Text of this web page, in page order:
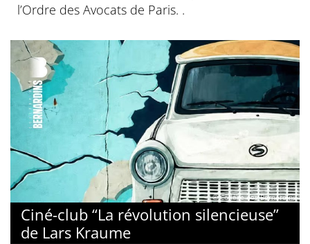
l’Ordre des Avocats de Paris. .
© Collège des Bernardins
Ciné-club “La révolution silencieuse”
de Lars Kraume